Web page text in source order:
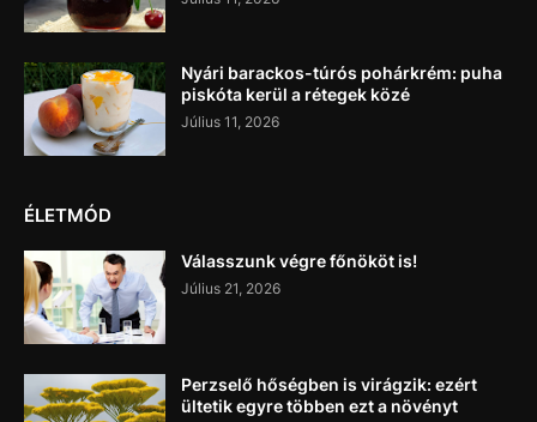
Nyári barackos-túrós pohárkrém: puha
piskóta kerül a rétegek közé
Július 11, 2026
ÉLETMÓD
Válasszunk végre főnököt is!
Július 21, 2026
Perzselő hőségben is virágzik: ezért
ültetik egyre többen ezt a növényt